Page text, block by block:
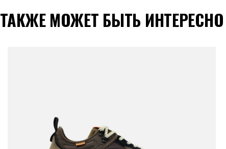
ТАКЖЕ МОЖЕТ БЫТЬ ИНТЕРЕСНО